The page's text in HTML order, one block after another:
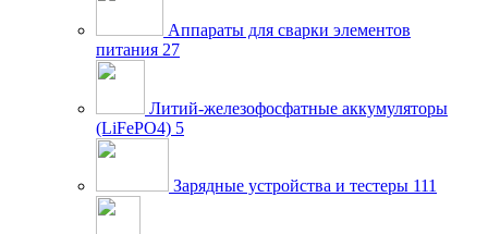
Аппараты для сварки элементов
питания 27
Литий-железофосфатные аккумуляторы
(LiFePO4) 5
Зарядные устройства и тестеры 111